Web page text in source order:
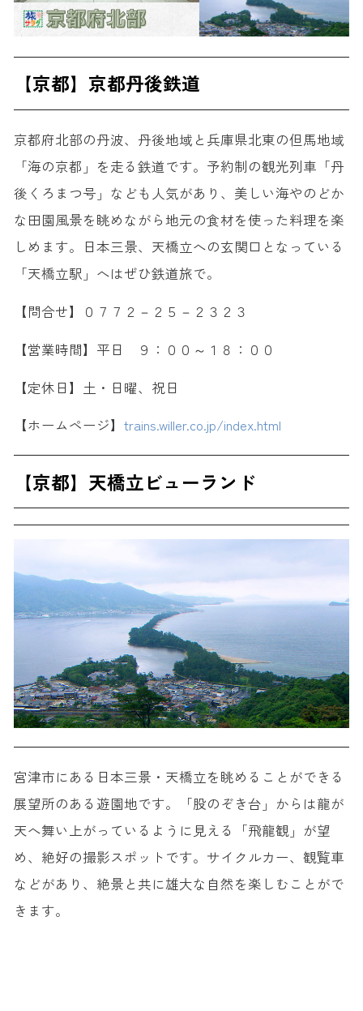
【京都】京都丹後鉄道
京都府北部の丹波、丹後地域と兵庫県北東の但馬地域
「海の京都」を走る鉄道です。予約制の観光列車「丹
後くろまつ号」なども人気があり、美しい海やのどか
な田園風景を眺めながら地元の食材を使った料理を楽
しめます。日本三景、天橋立への玄関口となっている
「天橋立駅」へはぜひ鉄道旅で。
【問合せ】０７７２－２５－２３２３
【営業時間】平日 ９：００～１８：００
【定休日】土・日曜、祝日
【ホームページ】 trains.willer.co.jp/index.html
【京都】天橋立ビューランド
宮津市にある日本三景・天橋立を眺めることができる
展望所のある遊園地です。「股のぞき台」からは龍が
天へ舞い上がっているように見える「飛龍観」が望
め、絶好の撮影スポットです。サイクルカー、観覧車
などがあり、絶景と共に雄大な自然を楽しむことがで
きます。